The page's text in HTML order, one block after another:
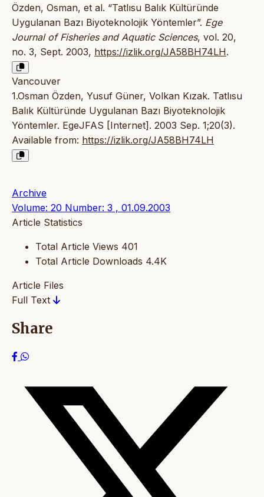
Özden, Osman, et al. “Tatlısu Balık Kültüründe
Uygulanan Bazı Biyoteknolojik Yöntemler”. Ege
Journal of Fisheries and Aquatic Sciences, vol. 20,
no. 3, Sept. 2003, https://izlik.org/JA58BH74LH.
Vancouver
1.Osman Özden, Yusuf Güner, Volkan Kızak. Tatlısu
Balık Kültüründe Uygulanan Bazı Biyoteknolojik
Yöntemler. EgeJFAS [Internet]. 2003 Sep. 1;20(3).
Available from: https://izlik.org/JA58BH74LH
Archive
Volume: 20 Number: 3 , 01.09.2003
Article Statistics
Total Article Views 401
Total Article Downloads 4.4K
Article Files
Full Text
Share